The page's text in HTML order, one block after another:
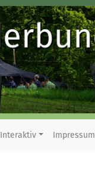
Interaktiv Impressum